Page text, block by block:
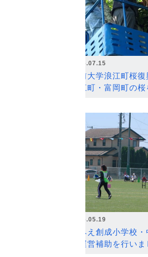
2026.07.15
弘前大学浪江町桜
浪江町・富岡町の
2026.05.19
なみえ創成小学校
の運営補助を行いま